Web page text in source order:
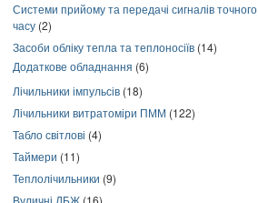
Системи прийому та передачі сигналів точного
часу (2)
Засоби обліку тепла та теплоносіїв (14)
Додаткове обладнання (6)
Лічильники імпульсів (18)
Лічильники витратоміри ПММ (122)
Табло світлові (4)
Таймери (11)
Теплолічильники (9)
Вуличні ДБЖ (16)